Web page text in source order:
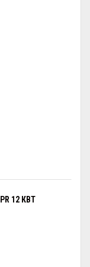
12 КВТ